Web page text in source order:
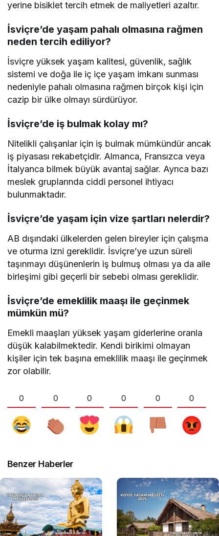
yerine bisiklet tercih etmek de maliyetleri azaltır.
İsviçre’de yaşam pahalı olmasına rağmen
neden tercih ediliyor?
İsviçre yüksek yaşam kalitesi, güvenlik, sağlık
sistemi ve doğa ile iç içe yaşam imkanı sunması
nedeniyle pahalı olmasına rağmen birçok kişi için
cazip bir ülke olmayı sürdürüyor.
İsviçre’de iş bulmak kolay mı?
Nitelikli çalışanlar için iş bulmak mümkündür ancak
iş piyasası rekabetçidir. Almanca, Fransızca veya
İtalyanca bilmek büyük avantaj sağlar. Ayrıca bazı
meslek gruplarında ciddi personel ihtiyacı
bulunmaktadır.
İsviçre’de yaşam için vize şartları nelerdir?
AB dışındaki ülkelerden gelen bireyler için çalışma
ve oturma izni gereklidir. İsviçre’ye uzun süreli
taşınmayı düşünenlerin iş bulmuş olması ya da aile
birleşimi gibi geçerli bir sebebi olması gereklidir.
İsviçre’de emeklilik maaşı ile geçinmek
mümkün mü?
Emekli maaşları yüksek yaşam giderlerine oranla
düşük kalabilmektedir. Kendi birikimi olmayan
kişiler için tek başına emeklilik maaşı ile geçinmek
zor olabilir.
0 0 0 0 0 0
Benzer Haberler